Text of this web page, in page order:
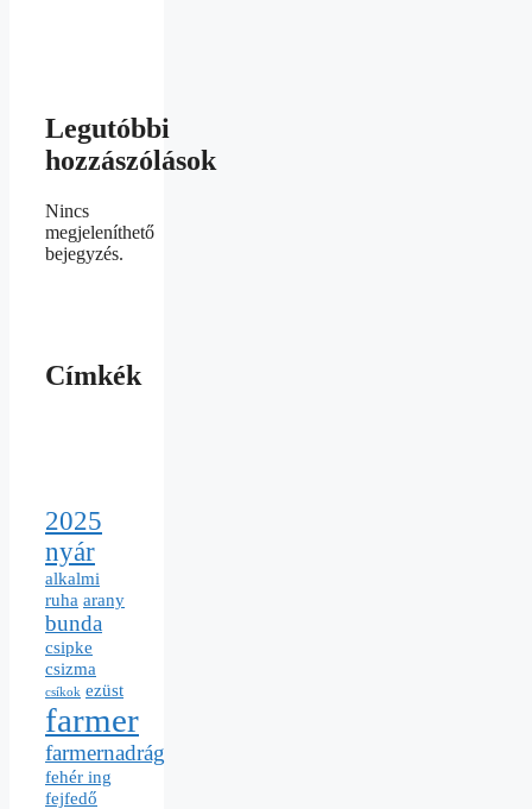
Legutóbbi
hozzászólások
Nincs
megjeleníthető
bejegyzés.
Címkék
2025
nyár
alkalmi
ruha arany
bunda
csipke
csizma
csíkok ezüst
farmer
farmernadrág
fehér ing
fejfedő